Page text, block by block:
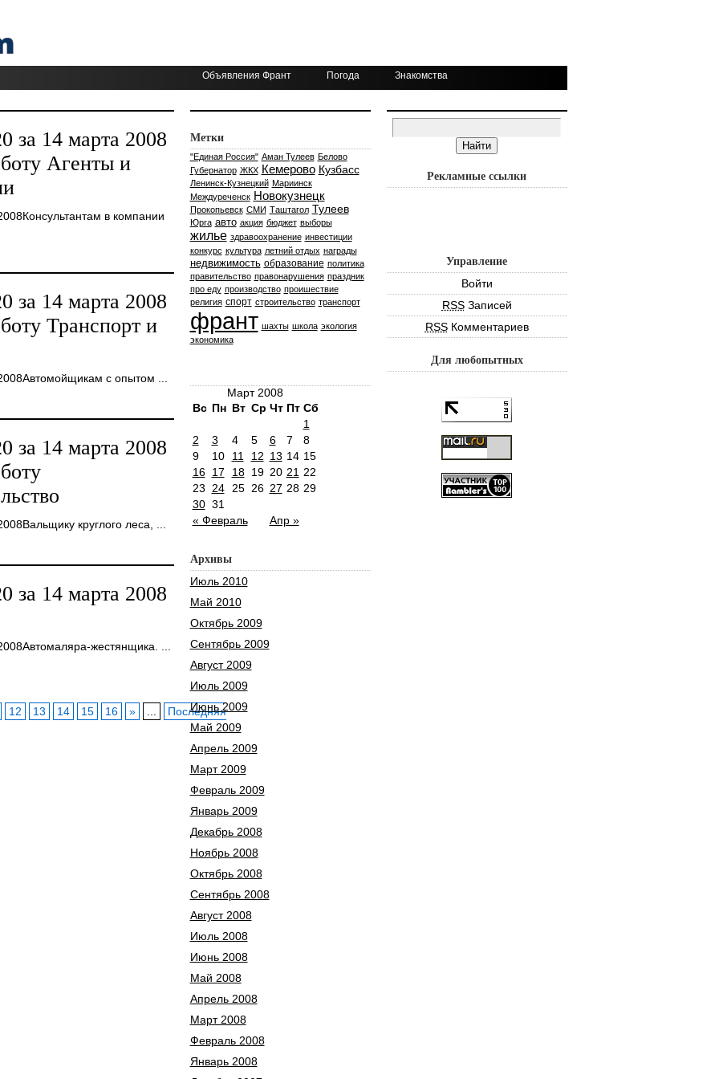
Объявления Франт Погода Знакомства
за 14 марта 2008
Агенты и
в компании
за 14 марта 2008
Транспорт и
с опытом ...
за 14 марта 2008
круглого леса, ...
за 14 марта 2008
жестянщика. ...
12 13 14 15 16 » Последняя
Метки
"Единая Россия" Аман Тулеев Белово
Губернатор ЖКХ Кемерово Кузбасс
Ленинск-Кузнецкий Мариинск
Междуреченск Новокузнецк
Прокопьевск СМИ Таштагол Тулеев
Юрга авто акция бюджет выборы
жилье здравоохранение инвестиции
конкурс культура летний отдых награды
недвижимость образование политика
правительство правонарушения праздник
про еду производство проишествие
религия спорт строительство транспорт
франт шахты школа экология
экономика
Март 2008
Вс Пн Вт Ср Чт Пт Сб
« Февраль Апр »
1
2
3 4 5 6 7
8
9
10 11 12 13 14 15
16 17 18 19 20 21 22
23
24 25 26 27 28 29
30 31
Архивы
Июль 2010
Май 2010
Октябрь 2009
Сентябрь 2009
Август 2009
Июль 2009
Июнь 2009
Май 2009
Апрель 2009
Март 2009
Февраль 2009
Январь 2009
Декабрь 2008
Ноябрь 2008
Октябрь 2008
Сентябрь 2008
Август 2008
Июль 2008
Июнь 2008
Май 2008
Апрель 2008
Март 2008
Февраль 2008
Январь 2008
Рекламные ссылки
Управление
Войти
RSSЗаписей
RSSКомментариев
Для любопытных